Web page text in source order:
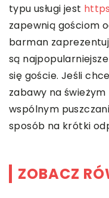
typu usługi jest
zapewnią gościom
barman
są
się goście. Jeśli
zabawy na
wspólnym
sposób na krótki
ZOBACZ